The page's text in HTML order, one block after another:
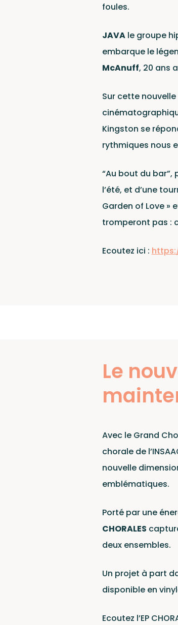
foules.
JAVAle groupe
embarque le
McAnuff, 20 ans
Sur cette
Kingston se
rythmiques nous
“Au bout du bar”,
l’été, et d’une
Garden of Love »
tromperont pas :
Ecoutez ici :
Le
Avec le Grand
chorale de
nouvelle
emblématiques.
Porté par une
CHORALES
deux ensembles.
Un projet à part
disponible en
Ecoutez l’EP
Pour
Ce site est